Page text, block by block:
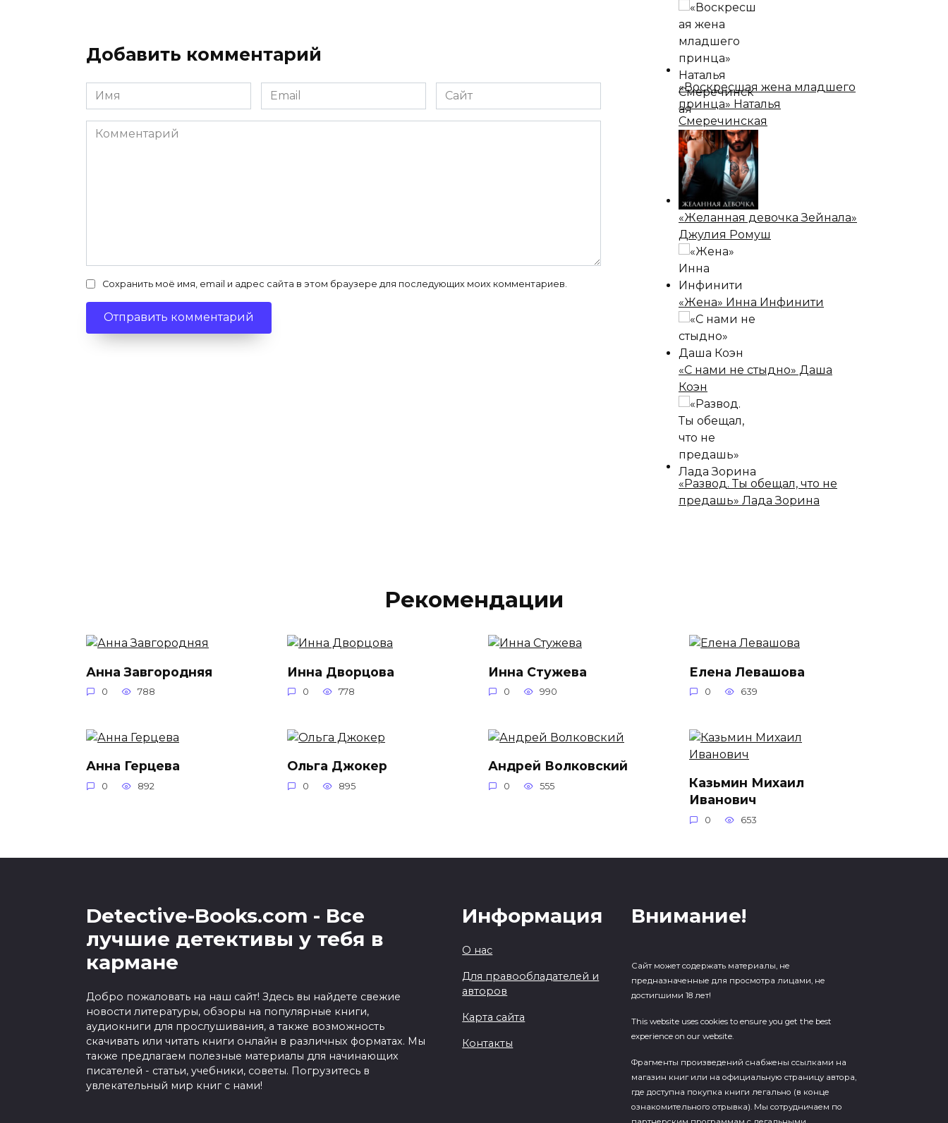
Добавить комментарий
Имя
*
Email
*
Сайт
Комментарий
Сохранить моё имя, email и адрес сайта в этом браузере для последующих моих комментариев.
«Воскресшая жена младшего
принца» Наталья
Смеречинская
«Желанная девочка Зейнала»
Джулия Ромуш
«Жена» Инна Инфинити
«С нами не стыдно» Даша
Коэн
«Развод. Ты обещал, что не
предашь» Лада Зорина
Рекомендации
Анна Завгородняя
0 788
Инна Дворцова
0 778
Инна Стужева
0 990
Елена Левашова
0 639
Анна Герцева
0 892
Ольга Джокер
0 895
Андрей Волковский
0 555
Казьмин Михаил
Иванович
0 653
Detective-Books.com - Все
лучшие детективы у тебя в
кармане
Добро пожаловать на наш сайт! Здесь вы найдете свежие
новости литературы, обзоры на популярные книги,
аудиокниги для прослушивания, а также возможность
скачивать или читать книги онлайн в различных форматах. Мы
также предлагаем полезные материалы для начинающих
писателей - статьи, учебники, советы. Погрузитесь в
увлекательный мир книг с нами!
Информация
О нас
Для правообладателей и
авторов
Карта сайта
Контакты
Внимание!
Сайт может содержать материалы, не
предназначенные для просмотра лицами, не
достигшими 18 лет!
This website uses cookies to ensure you get the best
experience on our website.
Фрагменты произведений cнабжены ссылками на
магазин книг или на официальную страницу автора,
где доступна покупка книги легально (в конце
ознакомительного отрывка). Мы сотрудничаем по